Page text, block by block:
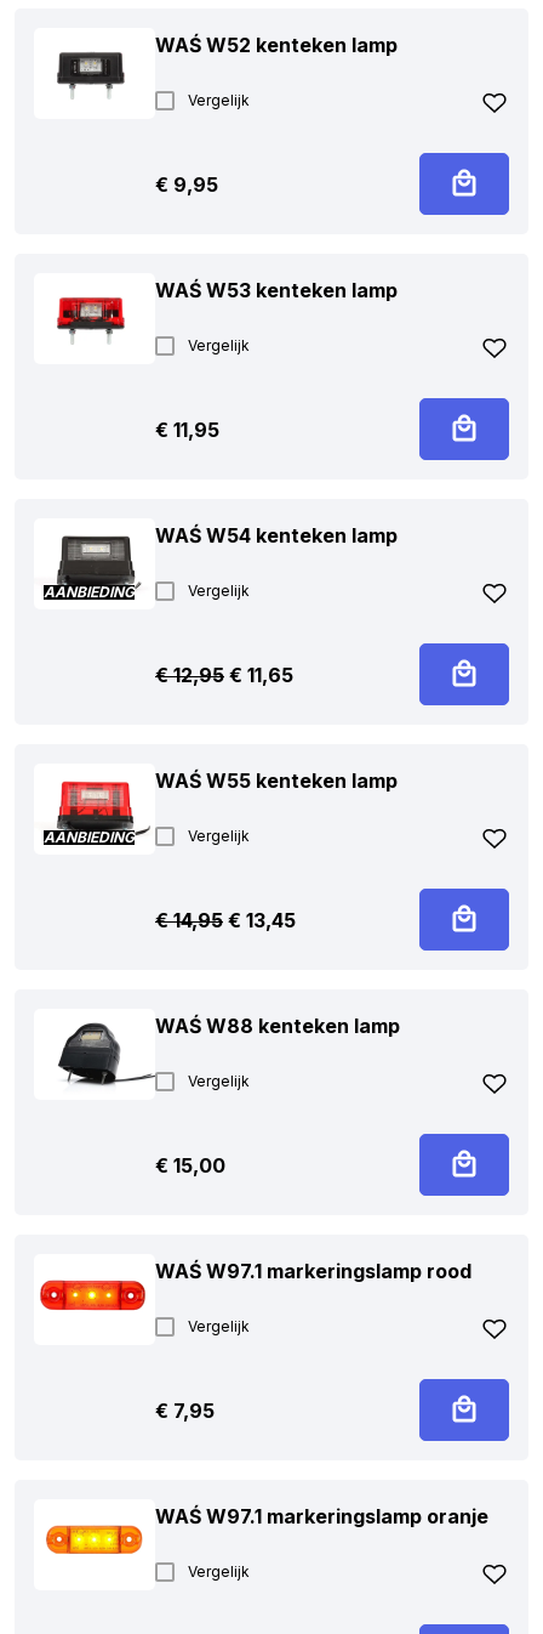
WAŚ W52 kenteken lamp
Vergelijk
€ 9,95
WAŚ W53 kenteken lamp
Vergelijk
€ 11,95
AANBIEDING
WAŚ W54 kenteken lamp
Vergelijk
€12,95 Oorspronkelijke
€ 12,95.
€ 11,65Huidige
€ 11,65.
AANBIEDING
WAŚ W55 kenteken lamp
Vergelijk
€14,95 Oorspronkelijke
€ 14,95.
€ 13,45Huidige
€ 13,45.
WAŚ W88 kenteken lamp
Vergelijk
€ 15,00
WAŚ W97.1 markeringslamp rood
Vergelijk
€ 7,95
WAŚ W97.1 markeringslamp oranje
Vergelijk